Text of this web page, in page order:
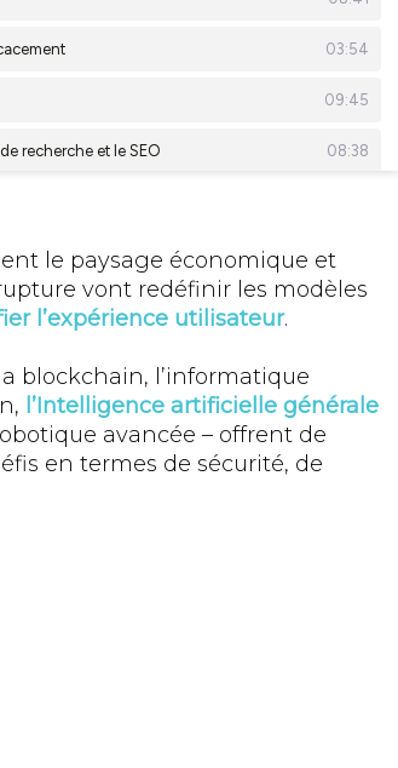
le paysage économique et
vont redéfinir les modèles
l’expérience utilisateur.
blockchain, l’informatique
l’Intelligence artificielle générale
avancée – offrent de
en termes de sécurité, de